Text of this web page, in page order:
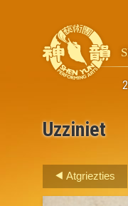
Uzziniet
Atgriezties